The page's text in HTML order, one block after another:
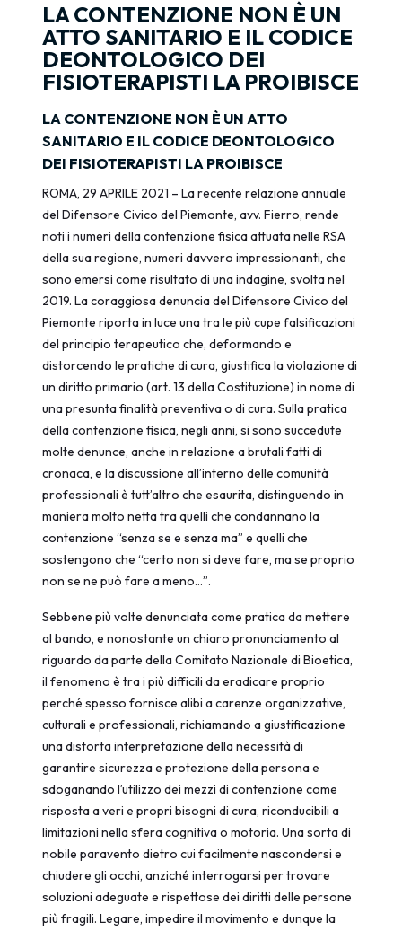
LA CONTENZIONE NON È UN
ATTO SANITARIO E IL CODICE
DEONTOLOGICO DEI
FISIOTERAPISTI LA PROIBISCE
LA CONTENZIONE NON È UN ATTO
SANITARIO E IL CODICE DEONTOLOGICO
DEI FISIOTERAPISTI LA PROIBISCE
ROMA, 29 APRILE 2021 – La recente relazione annuale
del Difensore Civico del Piemonte, avv. Fierro, rende
noti i numeri della contenzione fisica attuata nelle RSA
della sua regione, numeri davvero impressionanti, che
sono emersi come risultato di una indagine, svolta nel
2019. La coraggiosa denuncia del Difensore Civico del
Piemonte riporta in luce una tra le più cupe falsificazioni
del principio terapeutico che, deformando e
distorcendo le pratiche di cura, giustifica la violazione di
un diritto primario (art. 13 della Costituzione) in nome di
una presunta finalità preventiva o di cura. Sulla pratica
della contenzione fisica, negli anni, si sono succedute
molte denunce, anche in relazione a brutali fatti di
cronaca, e la discussione all’interno delle comunità
professionali è tutt’altro che esaurita, distinguendo in
maniera molto netta tra quelli che condannano la
contenzione “senza se e senza ma” e quelli che
sostengono che “certo non si deve fare, ma se proprio
non se ne può fare a meno…”.
Sebbene più volte denunciata come pratica da mettere
al bando, e nonostante un chiaro pronunciamento al
riguardo da parte della Comitato Nazionale di Bioetica,
il fenomeno è tra i più difficili da eradicare proprio
perché spesso fornisce alibi a carenze organizzative,
culturali e professionali, richiamando a giustificazione
una distorta interpretazione della necessità di
garantire sicurezza e protezione della persona e
sdoganando l’utilizzo dei mezzi di contenzione come
risposta a veri e propri bisogni di cura, riconducibili a
limitazioni nella sfera cognitiva o motoria. Una sorta di
nobile paravento dietro cui facilmente nascondersi e
chiudere gli occhi, anziché interrogarsi per trovare
soluzioni adeguate e rispettose dei diritti delle persone
più fragili. Legare, impedire il movimento e dunque la